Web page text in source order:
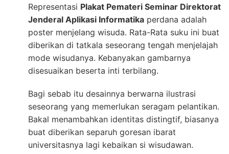
Representasi Plakat Pemateri Seminar Direktorat
Jenderal Aplikasi Informatika perdana adalah
poster menjelang wisuda. Rata-Rata suku ini buat
diberikan di tatkala seseorang tengah menjelajah
mode wisudanya. Kebanyakan gambarnya
disesuaikan beserta inti terbilang.
Bagi sebab itu desainnya berwarna ilustrasi
seseorang yang memerlukan seragam pelantikan.
Bakal menambahkan identitas distingtif, biasanya
buat diberikan separuh goresan ibarat
universitasnya lagi kebaikan si wisudawan.